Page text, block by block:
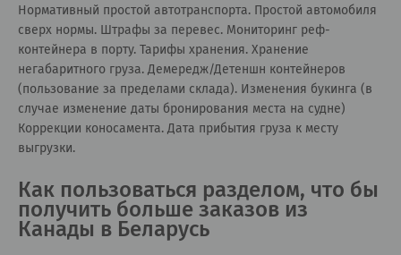
Нормативный простой автотранспорта. Простой автомобиля
сверх нормы. Штрафы за перевес. Мониторинг реф-
контейнера в порту. Тарифы хранения. Хранение
негабаритного груза. Демередж/Детеншн контейнеров
(пользование за пределами склада). Изменения букинга (в
случае изменение даты бронирования места на судне)
Коррекции коносамента. Дата прибытия груза к месту
выгрузки.
Как пользоваться разделом, что бы
получить больше заказов из
Канады в Беларусь